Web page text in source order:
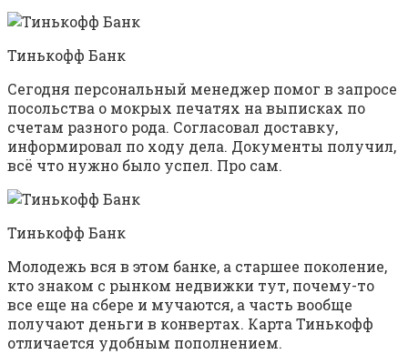
Тинькофф Банк
Сегодня персональный менеджер помог в запросе
посольства о мокрых печатях на выписках по
счетам разного рода. Согласовал доставку,
информировал по ходу дела. Документы получил,
всё что нужно было успел. Про сам.
Тинькофф Банк
Молодежь вся в этом банке, а старшее поколение,
кто знаком с рынком недвижки тут, почему-то
все еще на сбере и мучаются, а часть вообще
получают деньги в конвертах. Карта Тинькофф
отличается удобным пополнением.